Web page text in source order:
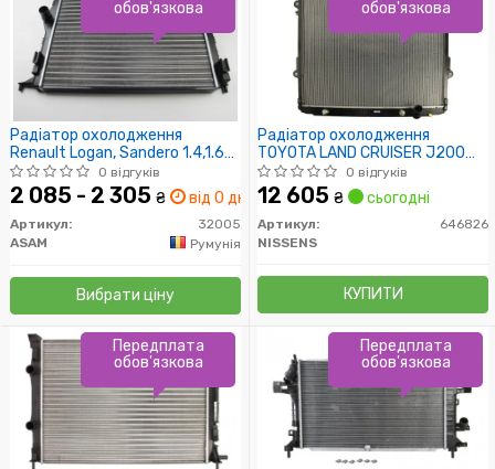
Радіатор охолодження
Renault Logan, Sandero 1.4,1.6
б/конд (facelift) (32005) Asam
0 відгуків
2 085 - 2 305 ₴ від 0 дн.
Артикул:
32005
ASAM
Румунія
Вибрати ціну
обов'язкова
Радіатор охолодження
TOYOTA LAND CRUISER J200
(08-) 4.5 TD (пр-во Nissens)
0 відгуків
12 605 ₴ сьогодні
Артикул:
646826
NISSENS
КУПИТИ
обов'язкова
Передплата
обов'язкова
Передплата
обов'язкова